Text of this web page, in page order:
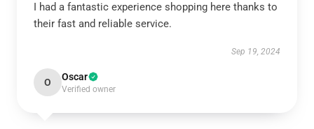
I had a fantastic experience shopping here thanks to
their fast and reliable service.
Sep 19, 2024
O Oscar
Verified owner